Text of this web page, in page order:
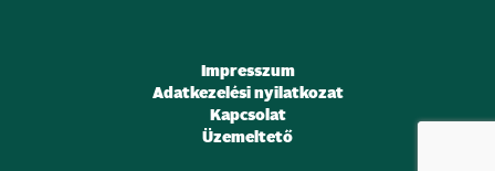
Impresszum
Adatkezelési nyilatkozat
Kapcsolat
Üzemeltető